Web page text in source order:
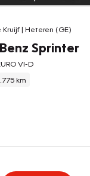
| Heteren (GE)
Sprinter
VI-D
km